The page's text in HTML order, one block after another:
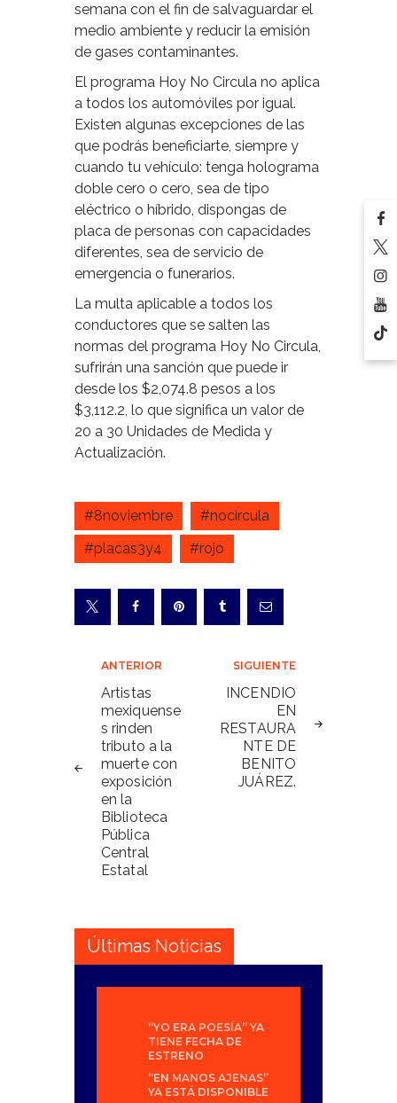
semana con el fin de salvaguardar el
medio ambiente y reducir la emisión
de gases contaminantes.
El programa Hoy No Circula no aplica
a todos los automóviles por igual.
Existen algunas excepciones de las
que podrás beneficiarte, siempre y
cuando tu vehículo: tenga holograma
doble cero o cero, sea de tipo
eléctrico o híbrido, dispongas de
placa de personas con capacidades
diferentes, sea de servicio de
emergencia o funerarios.
La multa aplicable a todos los
conductores que se salten las
normas del programa Hoy No Circula,
sufrirán una sanción que puede ir
desde los $2,074.8 pesos a los
$3,112.2, lo que significa un valor de
20 a 30 Unidades de Medida y
Actualización.
#8noviembre
#nocircula
#placas3y4
#rojo
Navegación
de
entradas
ANTERIOR
Artistas
mexiquense
s rinden
tributo a la
muerte con
exposición
en la
Biblioteca
Pública
Central
Estatal
SIGUIENTE
INCENDIO
EN
RESTAURA
NTE DE
BENITO
JUÁREZ.
Últimas Noticias
“YO ERA POESÍA” YA
TIENE FECHA DE
ESTRENO
“EN MANOS AJENAS”
YA ESTÁ DISPONIBLE